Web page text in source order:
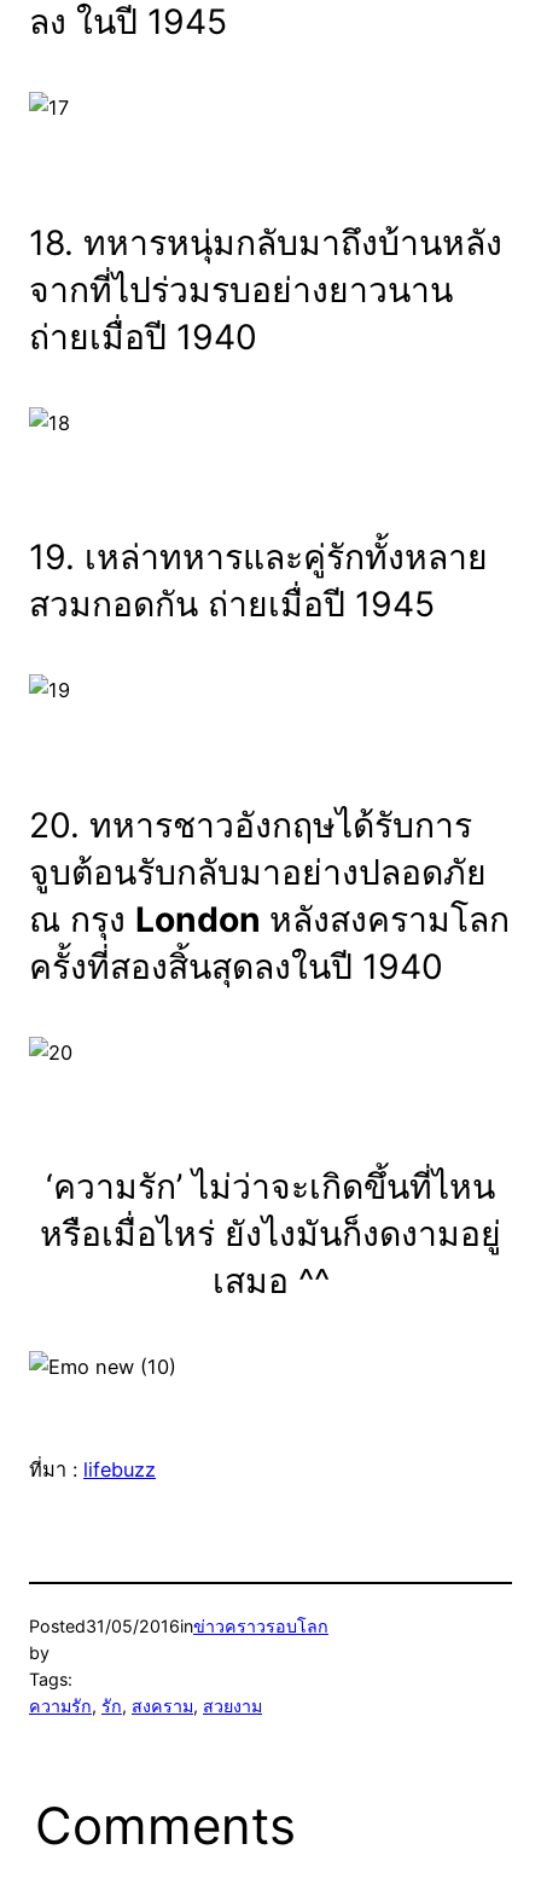
ลง ในปี 1945
18. ทหารหนุ่มกลับมาถึงบ้านหลัง
จากที่ไปร่วมรบอย่างยาวนาน
ถ่ายเมื่อปี 1940
19. เหล่าทหารและคู่รักทั้งหลาย
สวมกอดกัน ถ่ายเมื่อปี 1945
20. ทหารชาวอังกฤษได้รับการ
จูบต้อนรับกลับมาอย่างปลอดภัย
ณ กรุง London หลังสงครามโลก
ครั้งที่สองสิ้นสุดลงในปี 1940
‘ความรัก’ ไม่ว่าจะเกิดขึ้นที่ไหน
หรือเมื่อไหร่ ยังไงมันก็งดงามอยู่
เสมอ ^^
ที่มา : lifebuzz
Posted31/05/2016inข่าวคราวรอบโลก
by
Tags:
ความรัก, รัก, สงคราม, สวยงาม
Comments